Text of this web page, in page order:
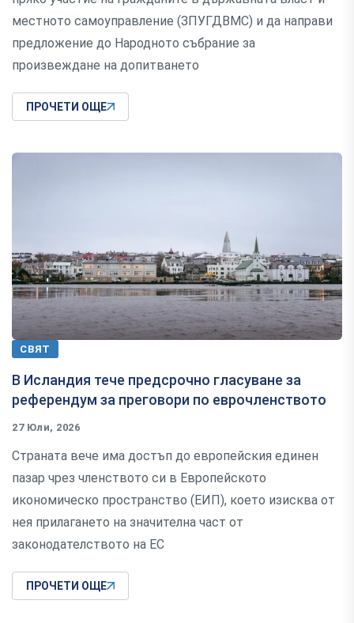
местното самоуправление (ЗПУГДВМС) и да направи
предложение до Народното събрание за
произвеждане на допитването
ПРОЧЕТИ ОЩЕ
СВЯТ
В Исландия тече предсрочно гласуване за
референдум за преговори по еврочленството
27 Юли, 2026
Страната вече има достъп до европейския единен
пазар чрез членството си в Европейското
икономическо пространство (ЕИП), което изисква от
нея прилагането на значителна част от
законодателството на ЕС
ПРОЧЕТИ ОЩЕ